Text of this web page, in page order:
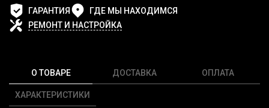
ГАРАНТИЯ
ГДЕ МЫ НАХОДИМСЯ
РЕМОНТ И НАСТРОЙКА
О ТОВАРЕ
ХАРАКТЕРИСТИКИ
ДОСТАВКА ОПЛАТА